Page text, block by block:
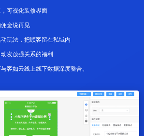
可视化装修界面
金说再见
玩法，把顾客留在私域内
发放强关系的福利
客如云线上线下数据深度整合。